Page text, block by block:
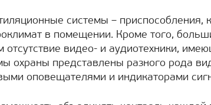
системы – приспособления,
в помещении. Кроме того,
отсутствие видео- и аудиотехники,
охраны представлены разного рода
оповещателями и индикаторами